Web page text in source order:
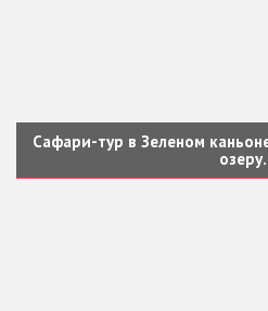
Сафари-тур в Зеленом
озеру.